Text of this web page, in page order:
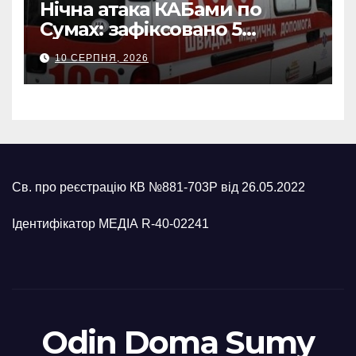
Нічна атака КАБами по
Сумах: зафіксовано 5
влучань, щонайменше
п’ятеро поранених
10 СЕРПНЯ, 2026
Св. про реєстрацію КВ №881-703Р від 26.05.2022
Ідентифікатор МЕДІА R-40-02241
Odin Doma Sumy